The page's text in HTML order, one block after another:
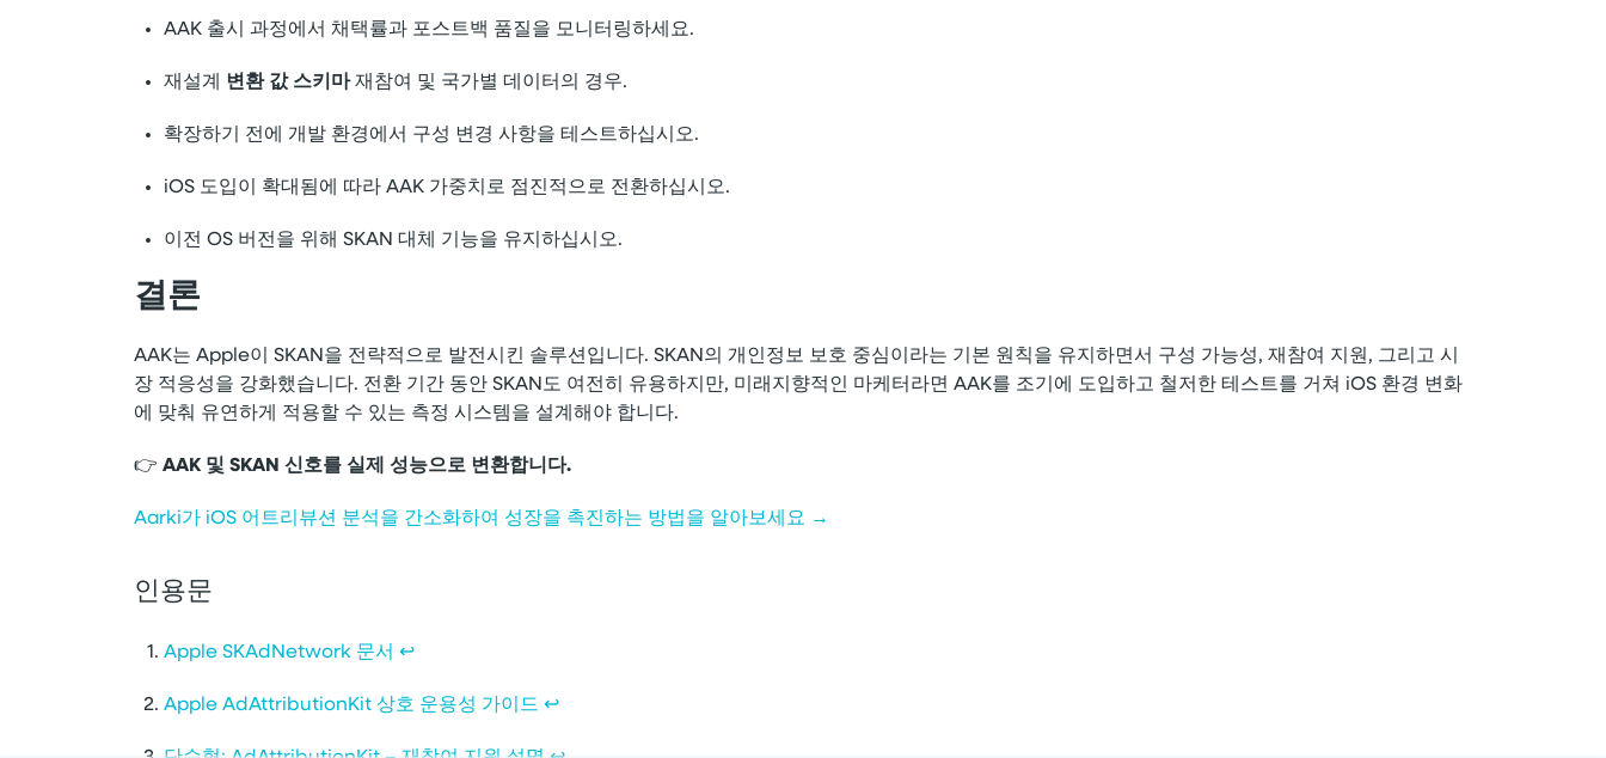
AAK 출시 과정에서 채택률과 포스트백 품질을 모니터링하세요.
재설계 변환 값 스키마재참여 및 국가별 데이터의 경우.
확장하기 전에 개발 환경에서 구성 변경 사항을 테스트하십시오.
iOS 도입이 확대됨에 따라 AAK 가중치로 점진적으로 전환하십시오.
이전 OS 버전을 위해 SKAN 대체 기능을 유지하십시오.
결론
AAK는 Apple이 SKAN을 전략적으로 발전시킨 솔루션입니다. SKAN의 개인정보 보호 중심이라는 기본 원칙을 유지하면서 구성 가능성, 재참여 지원, 그리고 시
장 적응성을 강화했습니다. 전환 기간 동안 SKAN도 여전히 유용하지만, 미래지향적인 마케터라면 AAK를 조기에 도입하고 철저한 테스트를 거쳐 iOS 환경 변화
에 맞춰 유연하게 적용할 수 있는 측정 시스템을 설계해야 합니다.
👉 AAK 및 SKAN 신호를 실제 성능으로 변환합니다.
Aarki가 iOS 어트리뷰션 분석을 간소화하여 성장을 촉진하는 방법을 알아보세요 →
인용문
Apple SKAdNetwork 문서 ↩︎
Apple AdAttributionKit 상호 운용성 가이드 ↩︎